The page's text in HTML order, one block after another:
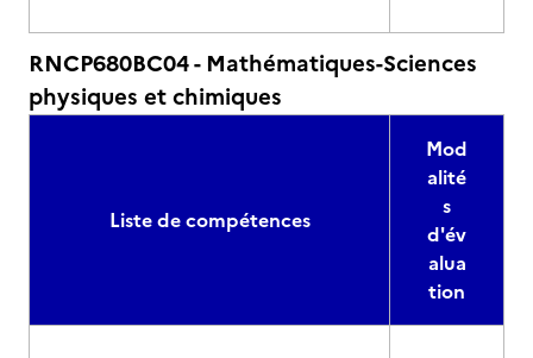
RNCP680BC04 - Mathématiques-Sciences
physiques et chimiques
Liste de compétences
Mod
alité
s
d'év
alua
tion